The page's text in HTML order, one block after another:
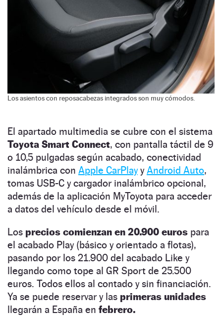
Los asientos con reposacabezas integrados son muy cómodos.
El apartado multimedia se cubre con el sistema
Toyota Smart Connect, con pantalla táctil de 9
o 10,5 pulgadas según acabado, conectividad
inalámbrica con Apple CarPlayyAndroid Auto,
tomas USB-C y cargador inalámbrico opcional,
además de la aplicación MyToyota para acceder
a datos del vehículo desde el móvil.
Los precios comienzan en 20.900 euros para
el acabado Play (básico y orientado a flotas),
pasando por los 21.900 del acabado Like y
llegando como tope al GR Sport de 25.500
euros. Todos ellos al contado y sin financiación.
Ya se puede reservar y las primeras unidades
llegarán a España en febrero.